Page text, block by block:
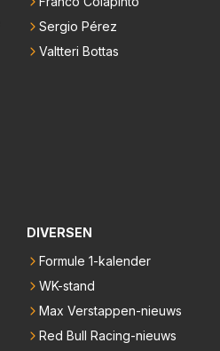
Sergio Pérez
Valtteri Bottas
DIVERSEN
Formule 1-kalender
WK-stand
Max Verstappen-nieuws
Red Bull Racing-nieuws